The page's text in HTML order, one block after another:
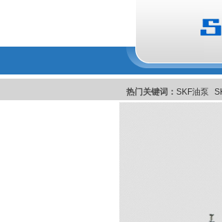
热门关键词： SKF油泵
美国